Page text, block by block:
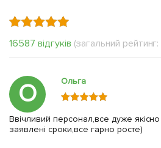
16587 відгуків (загальний рейтинг:
О Ольга
Ввічливий персонал,все дуже
заявлені сроки,все гарно росте)